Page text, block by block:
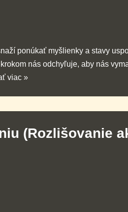
ponúkať myšlienky a stavy
nás odchyľuje, aby nás
viac »
(Rozlišovanie